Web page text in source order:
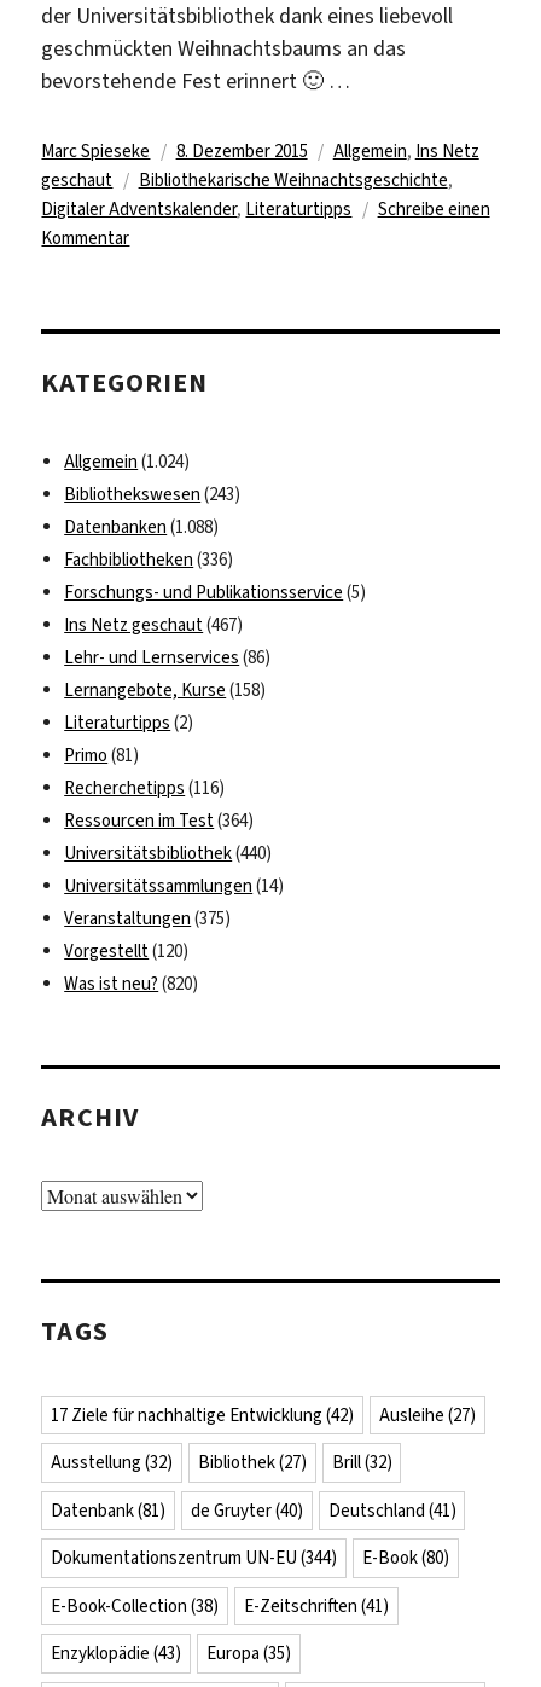
der Universitätsbibliothek dank eines liebevoll
geschmückten Weihnachtsbaums an das
bevorstehende Fest erinnert 🙂 …
Autor
Marc Spieseke
Veröffentlicht
am
8. Dezember 2015 Kategorien
Allgemein, Ins Netz
geschaut
Schlagwörter
Bibliothekarische Weihnachtsgeschichte,
Digitaler Adventskalender, Literaturtipps
Schreibe einen
Kommentarzu
Türchen
KATEGORIEN
Allgemein (1.024)
Bibliothekswesen (243)
Datenbanken (1.088)
Fachbibliotheken (336)
Forschungs- und Publikationsservice (5)
Ins Netz geschaut(467)
Lehr- und Lernservices (86)
Lernangebote, Kurse (158)
Literaturtipps (2)
Primo (81)
Recherchetipps (116)
Ressourcen im Test(364)
Universitätsbibliothek(440)
Universitätssammlungen (14)
Veranstaltungen (375)
Vorgestellt(120)
Was ist neu? (820)
ARCHIV
Archiv
TAGS
17 Ziele für nachhaltige Entwicklung (42) Ausleihe (27)
Ausstellung (32) Bibliothek(27) Brill(32)
Datenbank(81) de Gruyter(40) Deutschland (41)
Dokumentationszentrum UN-EU (344) E-Book(80)
E-Book-Collection (38) E-Zeitschriften (41)
Enzyklopädie (43) Europa (35)